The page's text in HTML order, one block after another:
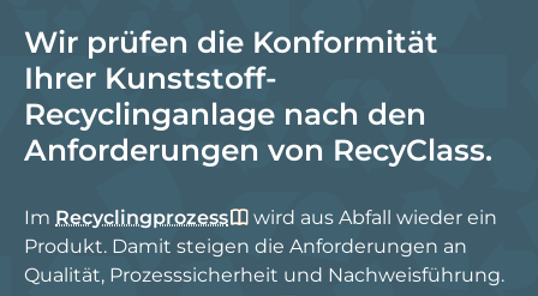
Wir prüfen die Konformität
Ihrer Kunststoff-
Recyclinganlage nach den
Anforderungen von RecyClass.
Im Recyclingprozess
wird aus Abfall wieder ein
Produkt. Damit steigen die Anforderungen an
Qualität, Prozesssicherheit und Nachweisführung.